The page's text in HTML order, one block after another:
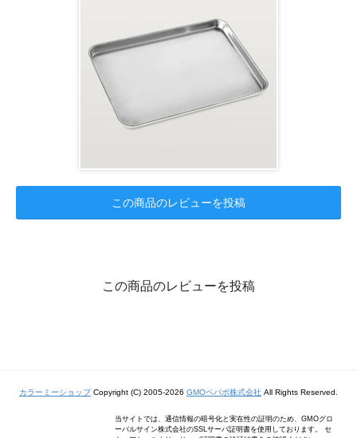
この商品のレビューを投稿
この商品のレビューを投稿
カラーミーショップCopyright (C) 2005-2026 GMOペパボ株式会社 All Rights Reserved.
当サイトでは、通信情報の暗号化と実在性の証明のため、GMOグロ
ーバルサイン株式会社のSSLサーバ証明書を使用しております。 セ